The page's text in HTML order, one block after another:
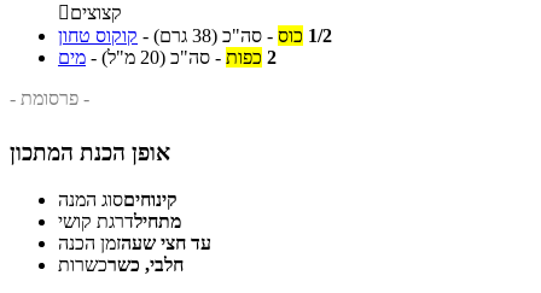
קצוצים
קוקוס טחון - 1/2 כוס - סה"כ (38 גרם)
מים - 2 כפות - סה"כ (20 מ"ל)
- פרסומת -
אופן הכנת המתכון
קינוחיםסוג המנה
מתחילדרגת קושי
עד חצי שעהזמן הכנה
חלבי, כשרכשרות